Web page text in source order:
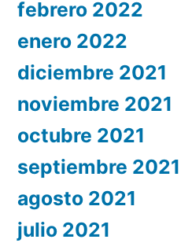
febrero 2022
enero 2022
diciembre 2021
noviembre 2021
octubre 2021
septiembre 2021
agosto 2021
julio 2021